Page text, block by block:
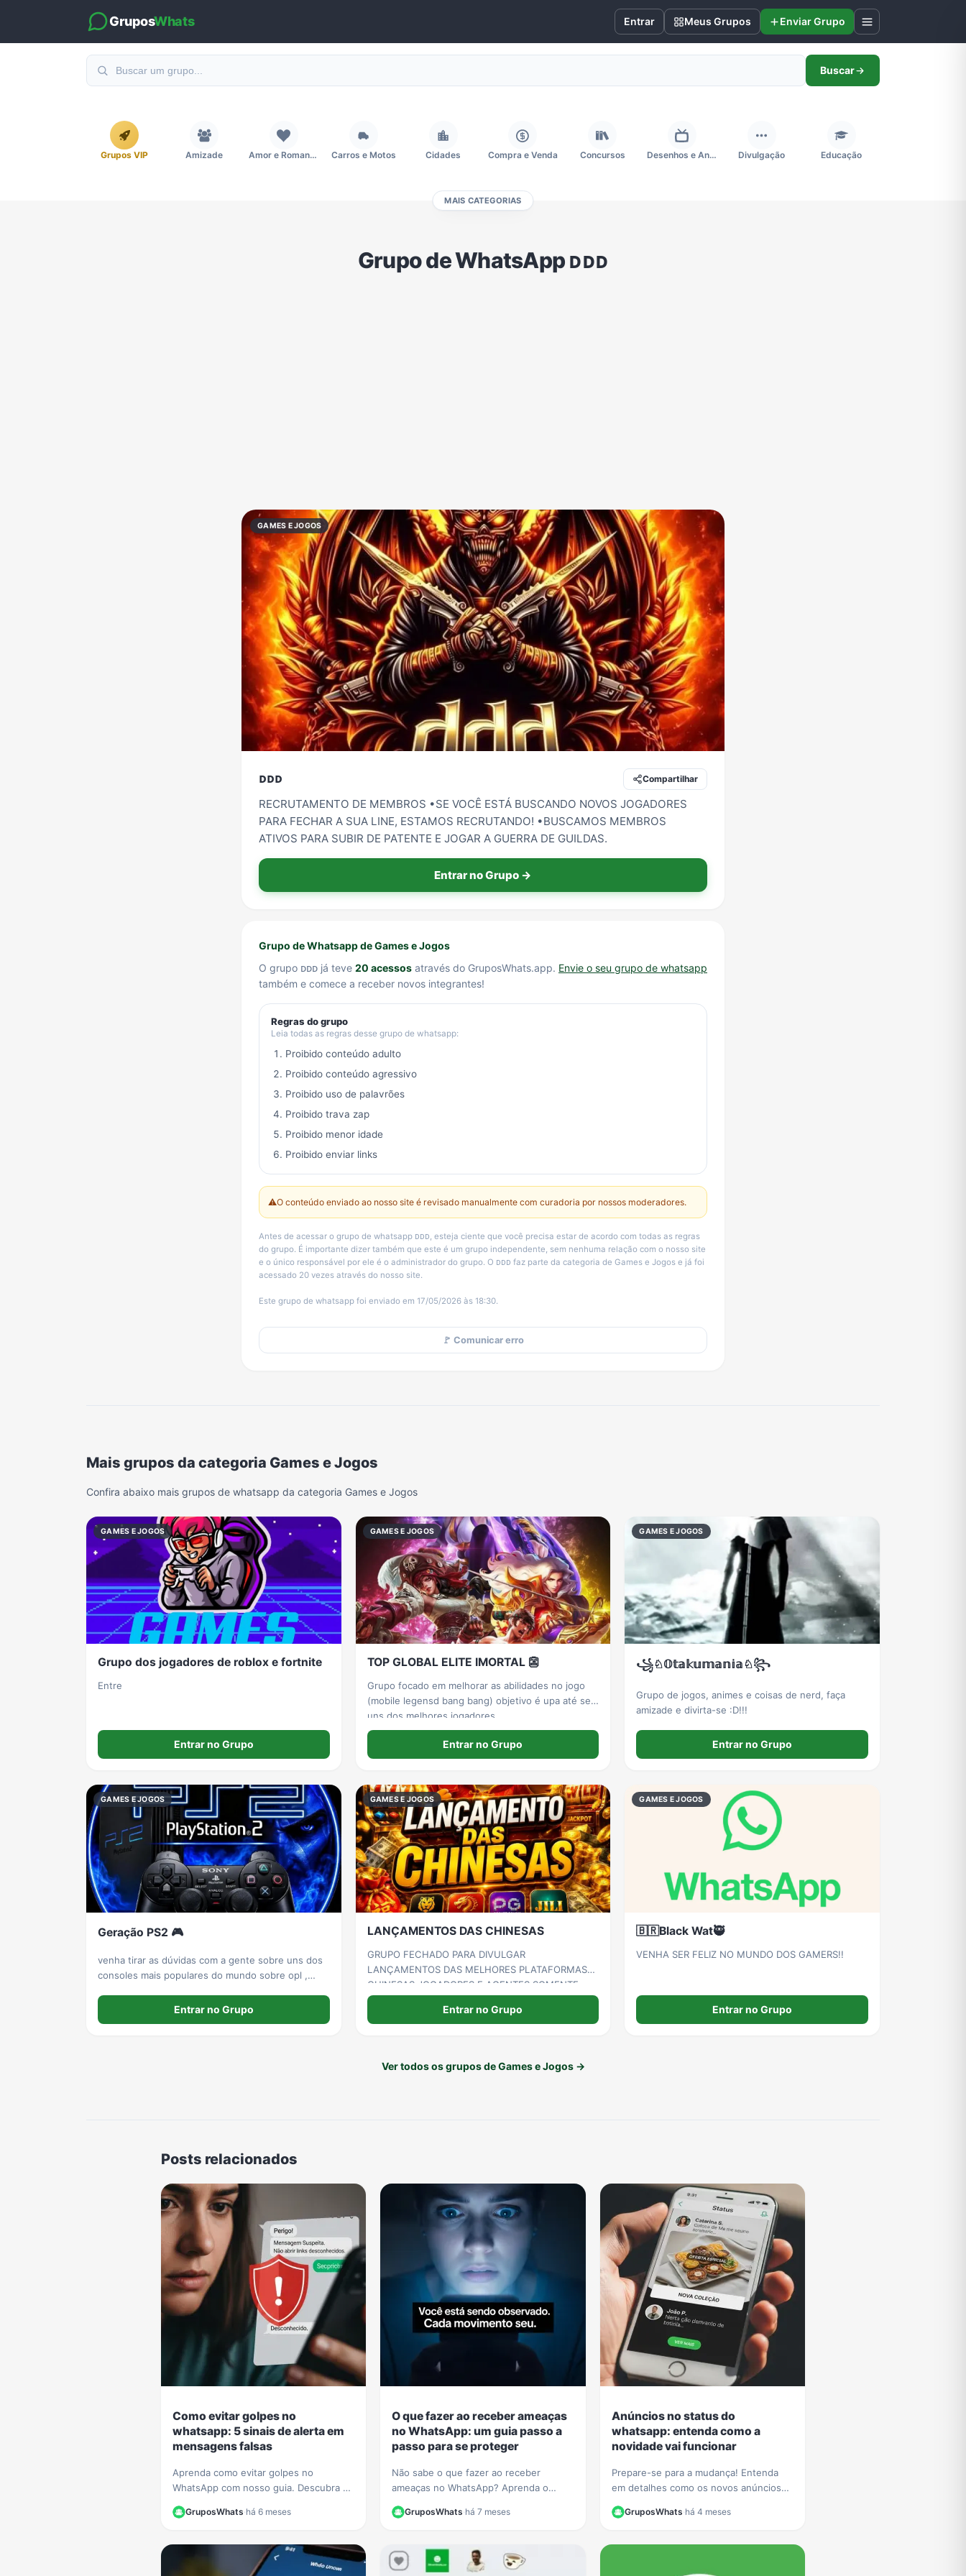
GruposWhats Entrar Meus Grupos Enviar Grupo
Buscar
Grupos VIP Amizade Amor e Romance Carros e Motos Cidades Compra e Venda Concursos Desenhos e Animes Divulgação Educação
MAIS CATEGORIAS
Grupo de WhatsApp ᴅᴅᴅ
GAMES E JOGOS
ᴅᴅᴅ Compartilhar
RECRUTAMENTO DE MEMBROS •SE VOCÊ ESTÁ BUSCANDO NOVOS JOGADORES
PARA FECHAR A SUA LINE, ESTAMOS RECRUTANDO! •BUSCAMOS MEMBROS
ATIVOS PARA SUBIR DE PATENTE E JOGAR A GUERRA DE GUILDAS.
Entrar no Grupo →
Grupo de Whatsapp de Games e Jogos
O grupo ᴅᴅᴅ já teve 20 acessos através do GruposWhats.app. Envie o seu grupo de whatsapp
também e comece a receber novos integrantes!
Regras do grupo
Leia todas as regras desse grupo de whatsapp:
Proibido conteúdo adulto
Proibido conteúdo agressivo
Proibido uso de palavrões
Proibido trava zap
Proibido menor idade
Proibido enviar links
⚠️O conteúdo enviado ao nosso site é revisado manualmente com curadoria por nossos moderadores.
Antes de acessar o grupo de whatsapp ᴅᴅᴅ, esteja ciente que você precisa estar de acordo com todas as regras
do grupo. É importante dizer também que este é um grupo independente, sem nenhuma relação com o nosso site
e o único responsável por ele é o administrador do grupo. O ᴅᴅᴅ faz parte da categoria de Games e Jogos e já foi
acessado 20 vezes através do nosso site.
Este grupo de whatsapp foi enviado em 17/05/2026 às 18:30.
🚩 Comunicar erro
Mais grupos da categoria Games e Jogos
Confira abaixo mais grupos de whatsapp da categoria Games e Jogos
GAMES E JOGOS
Grupo dos jogadores de roblox e fortnite
Entre
Entrar no Grupo
GAMES E JOGOS
TOP GLOBAL ELITE IMORTAL 👺
Grupo focado em melhorar as abilidades no jogo
(mobile legensd bang bang) objetivo é upa até ser
uns dos melhores jogadores.
Entrar no Grupo
GAMES E JOGOS
꧁♘𝕆𝕥𝕒𝕜𝕦𝕞𝕒𝕟𝕚𝕒♘꧂
Grupo de jogos, animes e coisas de nerd, faça
amizade e divirta-se :D!!!
Entrar no Grupo
GAMES E JOGOS
Geração PS2 🎮
venha tirar as dúvidas com a gente sobre uns dos
consoles mais populares do mundo sobre opl ,
Entrar no Grupo
GAMES E JOGOS
LANÇAMENTOS DAS CHINESAS
GRUPO FECHADO PARA DIVULGAR
LANÇAMENTOS DAS MELHORES PLATAFORMAS
CHINESAS JOGADORES E AGENTES SOMENTE
ADMIN PODEM POSTAR, ENTRE NO GRUPO
SOMENTE QUEM TEM INTERESSE EM JOGAR OU
Entrar no Grupo
GAMES E JOGOS
🇧🇷Black Wat🥷
VENHA SER FELIZ NO MUNDO DOS GAMERS!!
Entrar no Grupo
Ver todos os grupos de Games e Jogos →
Posts relacionados
Como evitar golpes no
whatsapp: 5 sinais de alerta em
mensagens falsas
Aprenda como evitar golpes no
WhatsApp com nosso guia. Descubra 5
falsas e proteger seus dados de
GruposWhats·há 6 meses
O que fazer ao receber ameaças
no WhatsApp: um guia passo a
passo para se proteger
Não sabe o que fazer ao receber
ameaças no WhatsApp? Aprenda o
provas, denunciar o agressor e se
GruposWhats·há 7 meses
Anúncios no status do
whatsapp: entenda como a
novidade vai funcionar
Prepare-se para a mudança! Entenda
em detalhes como os novos anúncios
qual o impacto para a experiência dos
GruposWhats·há 4 meses